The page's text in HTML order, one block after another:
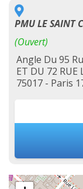
PMU LE SAINT
(Ouvert)
Angle Du 95
ET DU 72 RUE
75017 - Paris